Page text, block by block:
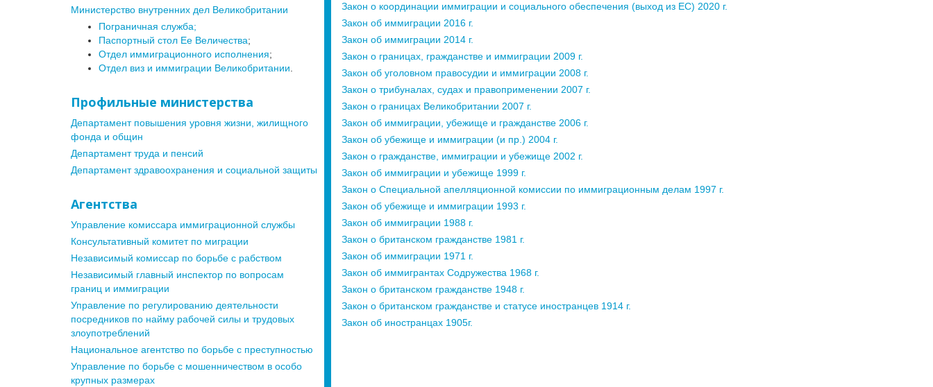
Министерство внутренних дел Великобритании
Пограничная служба;
Паспортный стол Ее Величества;
Отдел иммиграционного исполнения;
Отдел виз и иммиграции Великобритании
Профильные министерства
Департамент повышения уровня жизни, жилищного
фонда и общин
Департамент труда и пенсий
Департамент здравоохранения и социальной защиты
Агентства
Управление комиссара иммиграционной службы
Консультативный комитет по миграции
Независимый комиссар по борьбе с рабством
Независимый главный инспектор по вопросам
границ и иммиграции
Управление по регулированию деятельности
посредников по найму рабочей силы и трудовых
злоупотреблений
Национальное агентство по борьбе с преступностью
Управление по борьбе с мошенничеством в особо
крупных размерах
Закон о координации иммиграции и социального обеспечения (выход из ЕС) 2020 г.
Закон об иммиграции 2016 г.
Закон об иммиграции 2014 г.
Закон о границах, гражданстве и иммиграции 2009 г.
Закон об уголовном правосудии и иммиграции 2008 г.
Закон о трибуналах, судах и правоприменении 2007 г.
Закон о границах Великобритании 2007 г.
Закон об иммиграции, убежище и гражданстве 2006 г.
Закон об убежище и иммиграции (и пр.) 2004 г.
Закон о гражданстве, иммиграции и убежище 2002 г.
Закон об иммиграции и убежище 1999 г.
Закон о Специальной апелляционной комиссии по иммиграционным делам 1997 г.
Закон об убежище и иммиграции 1993 г.
Закон об иммиграции 1988 г.
Закон о британском гражданстве 1981 г.
Закон об иммиграции 1971 г.
Закон об иммигрантах Содружества 1968 г.
Закон о британском гражданстве 1948 г.
Закон о британском гражданстве и статусе иностранцев 1914 г.
Закон об иностранцах 1905г.